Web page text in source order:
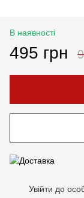
В наявності
495 грн
Увійти до